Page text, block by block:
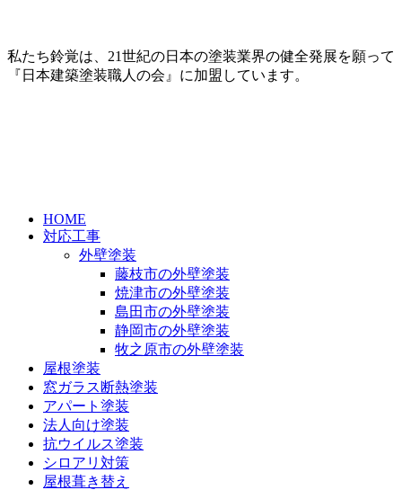
私たち鈴覚は、21世紀の日本の塗装業界の健全発展を願って
『日本建築塗装職人の会』に加盟しています。
HOME
対応工事
外壁塗装
藤枝市の外壁塗装
焼津市の外壁塗装
島田市の外壁塗装
静岡市の外壁塗装
牧之原市の外壁塗装
屋根塗装
窓ガラス断熱塗装
アパート塗装
法人向け塗装
抗ウイルス塗装
シロアリ対策
屋根葺き替え